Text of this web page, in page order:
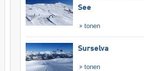
See
tonen
Surselva
tonen